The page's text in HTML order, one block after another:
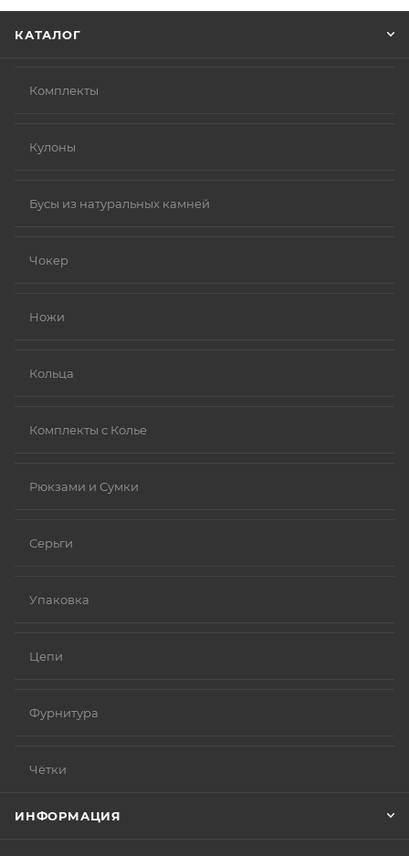
КАТАЛОГ
Комплекты
Кулоны
Бусы из натуральных камней
Чокер
Ножи
Кольца
Комплекты с Колье
Рюкзами и Сумки
Серьги
Упаковка
Цепи
Фурнитура
Чётки
ИНФОРМАЦИЯ